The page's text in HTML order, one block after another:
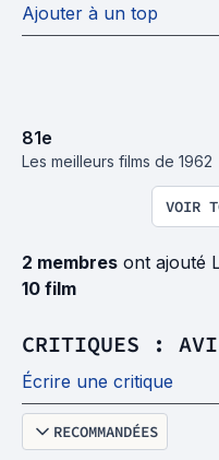
Ajouter à un top
81e
Les meilleurs films de 1962
VOIR
2 membres ont ajouté
10 film
CRITIQUES :
Écrire une critique
RECOMMANDÉES